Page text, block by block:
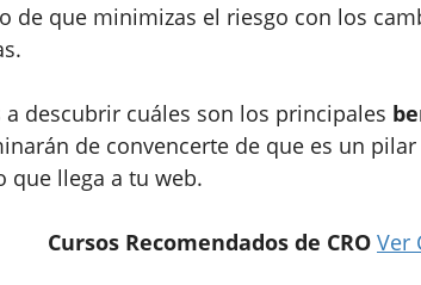
de que minimizas el riesgo con los
descubrir cuáles son los principales
de convencerte de que es un
que llega a tu web.
Cursos Recomendados de CRO Ver